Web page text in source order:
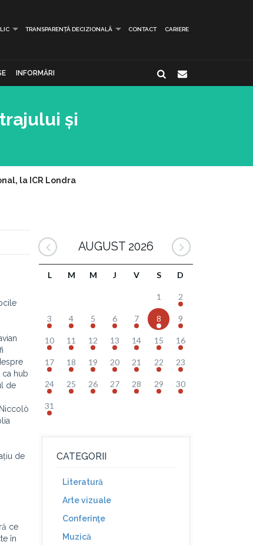
TRANSPARENȚĂ DECIZIONALĂ CONTACT CARIERE
INFORMĂRI
și
la ICR Londra
hub
de
de
ce
în
AUGUST 2026
L M M J V S D
1 2
3 4 5 6 7 8 9
10 11 12 13 14 15 16
17 18 19 20 21 22 23
24 25 26 27 28 29 30
31
CATEGORII
Literatură
Arte vizuale
Conferinţe
Muzică